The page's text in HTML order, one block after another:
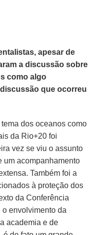
apesar de
a discussão sobre
como algo
que ocorreu
tema dos oceanos como
da Rio+20 foi
vez se viu o assunto
um acompanhamento
Também foi a
à proteção dos
da Conferência
o envolvimento da
academia e de